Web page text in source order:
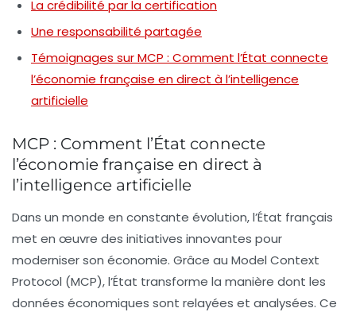
La crédibilité par la certification
Une responsabilité partagée
Témoignages sur MCP : Comment l’État connecte
l’économie française en direct à l’intelligence
artificielle
MCP : Comment l’État connecte
l’économie française en direct à
l’intelligence artificielle
Dans un monde en constante évolution, l’État français
met en œuvre des initiatives innovantes pour
moderniser son économie. Grâce au Model Context
Protocol (MCP), l’État transforme la manière dont les
données économiques sont relayées et analysées. Ce